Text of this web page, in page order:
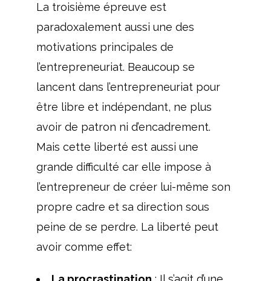
La troisième épreuve est
paradoxalement aussi une des
motivations principales de
l’entrepreneuriat. Beaucoup se
lancent dans l’entrepreneuriat pour
être libre et indépendant, ne plus
avoir de patron ni d’encadrement.
Mais cette liberté est aussi une
grande difficulté car elle impose à
l’entrepreneur de créer lui-même son
propre cadre et sa direction sous
peine de se perdre. La liberté peut
avoir comme effet: